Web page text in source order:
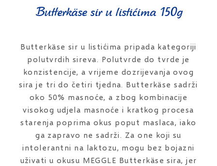
Butterkäse sir u listićima 150g
Butterkäse sir u listićima pripada kategoriji
polutvrdih sireva. Polutvrde do tvrde je
konzistencije, a vrijeme dozrijevanja ovog
sira je tri do četiri tjedna. Butterkäse sadrži
oko 50% masnoće, a zbog kombinacije
visokog udjela masnoće i kratkog procesa
starenja poprima okus poput maslaca, iako
ga zapravo ne sadrži. Za one koji su
intolerantni na laktozu, mogu bez bojazni
uživati u okusu MEGGLE Butterkäse sira, jer